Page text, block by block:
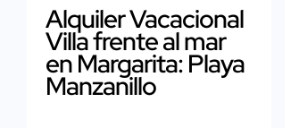
Alquiler Vacacional
Villa frente al mar
en Margarita: Playa
Manzanillo